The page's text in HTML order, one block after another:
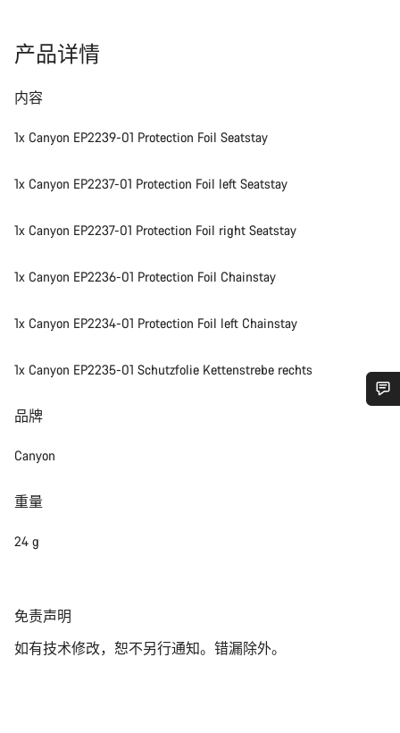
产品详情
内容
1x Canyon EP2239-01 Protection Foil Seatstay
1x Canyon EP2237-01 Protection Foil left Seatstay
1x Canyon EP2237-01 Protection Foil right Seatstay
1x Canyon EP2236-01 Protection Foil Chainstay
1x Canyon EP2234-01 Protection Foil left Chainstay
1x Canyon EP2235-01 Schutzfolie Kettenstrebe rechts
品牌
Canyon
重量
24 g
免
声
免责声明
如有技术修改，恕不另行通知。错漏除外。